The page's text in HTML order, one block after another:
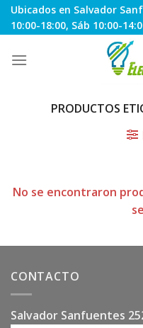
Skip
to
Ubicados en Salvador
10:00-18:00, Sáb 10:00-
PRODUCTOS
No se encontraron
CONTACTO
Salvador Sanfuentes